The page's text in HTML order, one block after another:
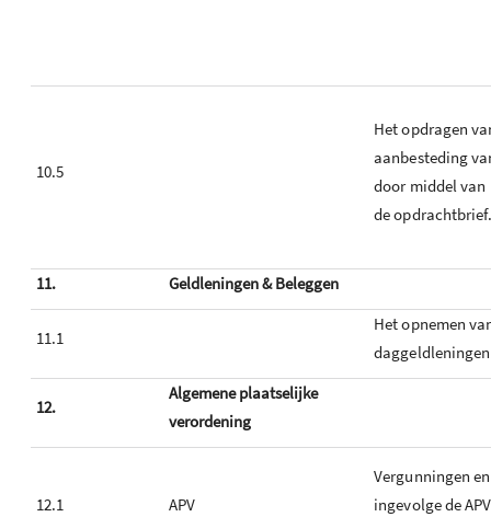
10.5
Het opdragen
aanbesteding
door middel van
de opdrachtbrief.
11. Geldleningen & Beleggen
11.1
Het opnemen
daggeldleningen
12.
Algemene plaatselijke
verordening
12.1 APV
Vergunningen
ingevolge de